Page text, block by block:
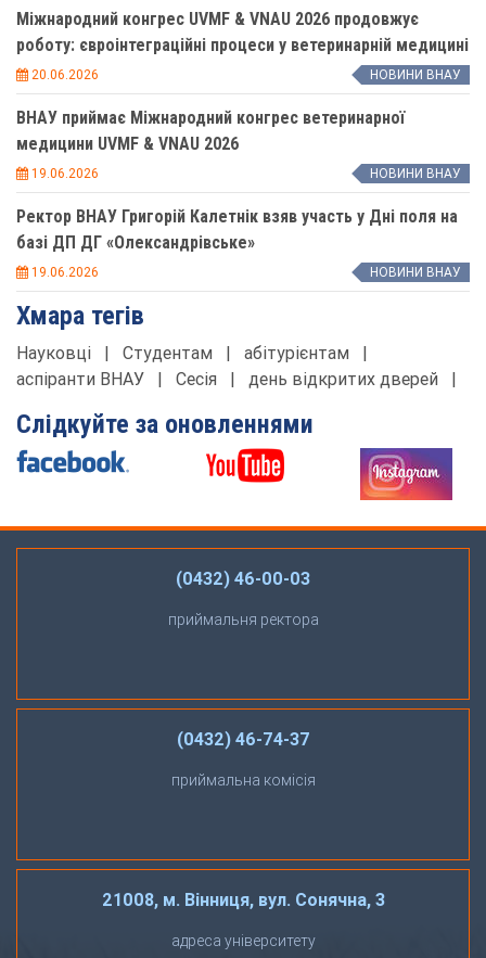
Міжнародний конгрес UVMF & VNAU 2026 продовжує
роботу: євроінтеграційні процеси у ветеринарній медицині
20.06.2026 НОВИНИ ВНАУ
ВНАУ приймає Міжнародний конгрес ветеринарної
медицини UVMF & VNAU 2026
19.06.2026 НОВИНИ ВНАУ
Ректор ВНАУ Григорій Калетнік взяв участь у Дні поля на
базі ДП ДГ «Олександрівське»
19.06.2026 НОВИНИ ВНАУ
Хмара тегів
Науковці | Студентам | абітурієнтам |
аспіранти ВНАУ | Сесія | день відкритих дверей |
Слідкуйте за оновленнями
(0432) 46-00-03
приймальня ректора
(0432) 46-74-37
приймальна комісія
21008, м. Вінниця, вул. Сонячна, 3
адреса університету